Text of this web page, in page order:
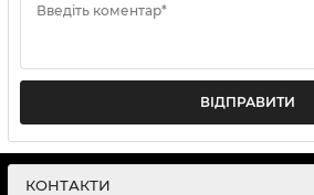
Введіть коментар*
ВІДПРАВИТИ
КОНТАКТИ